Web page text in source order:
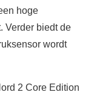
hoge
Verder biedt de
wordt
2 Core Edition